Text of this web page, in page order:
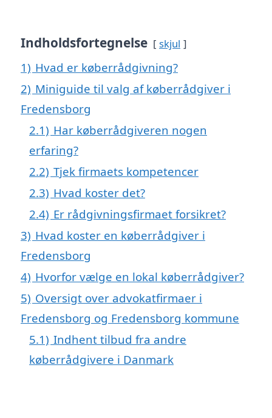
Indholdsfortegnelse skjul
1) Hvad er køberrådgivning?
2) Miniguide til valg af køberrådgiver i
Fredensborg
2.1) Har køberrådgiveren nogen
erfaring?
2.2) Tjek firmaets kompetencer
2.3) Hvad koster det?
2.4) Er rådgivningsfirmaet forsikret?
3) Hvad koster en køberrådgiver i
Fredensborg
4) Hvorfor vælge en lokal køberrådgiver?
5) Oversigt over advokatfirmaer i
Fredensborg og Fredensborg kommune
5.1) Indhent tilbud fra andre
køberrådgivere i Danmark